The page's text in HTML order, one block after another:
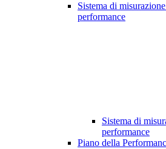
Sistema di
performance
Sistema di
performance
Piano della